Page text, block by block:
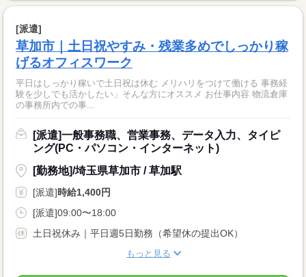
[派遣]
草加市｜土日祝やすみ・残業多めでしっかり稼
げるオフィスワーク
平日はしっかり稼いで土日祝は休む メリハリをつけて働ける 事務経
験を少しでも活かしたい」そんな方にオススメ お仕事内容 物流倉庫
の事務所内での事...
[派遣]一般事務職、営業事務、データ入力、タイピ
ング(PC・パソコン・インターネット)
[勤務地]/埼玉県草加市 / 草加駅
[派遣]時給1,400円
[派遣]09:00〜18:00
土日祝休み｜平日週5日勤務（希望休の提出OK）
もっと見る